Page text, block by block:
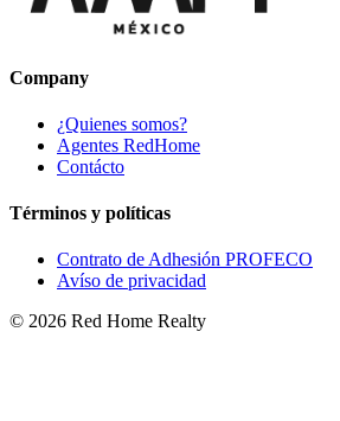
Company
¿Quienes somos?
Agentes RedHome
Contácto
Términos y políticas
Contrato de Adhesión PROFECO
Avíso de privacidad
© 2026 Red Home Realty